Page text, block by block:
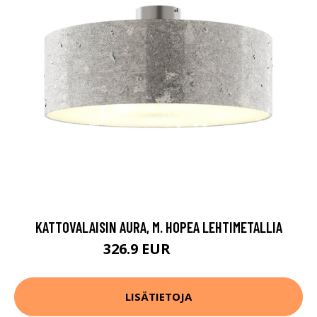
KATTOVALAISIN AURA, M. HOPEA LEHTIMETALLIA
326.9 EUR
LISÄTIETOJA